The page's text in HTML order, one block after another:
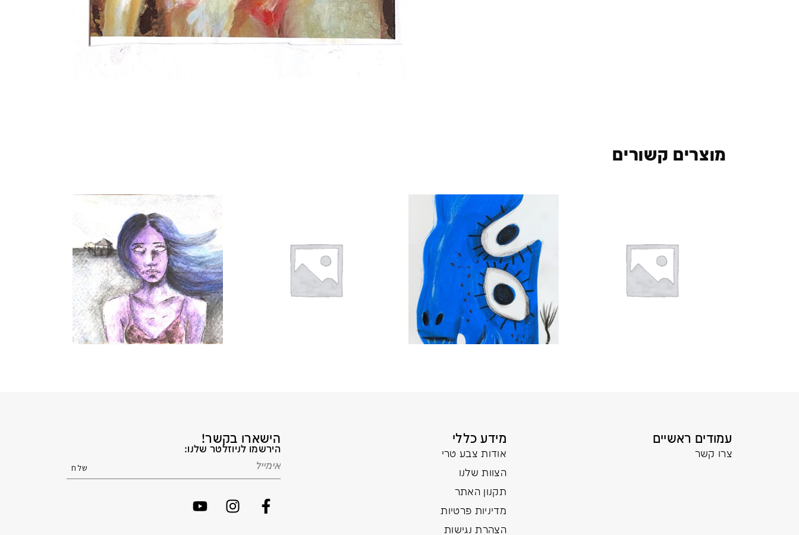
מוצרים קשורים
עמודים ראשיים
צרו קשר
מידע כללי
אודות צבע טרי
הצוות שלנו
תקנון האתר
מדיניות פרטיות
הצהרת נגישות
הישארו בקשר!
הירשמו לניוזלטר שלנו: